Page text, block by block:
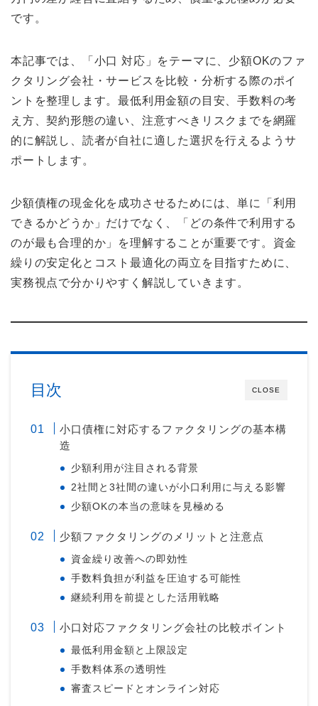
です。
本記事では、「小口 対応」をテーマに、少額OKのファ
クタリング会社・サービスを比較・分析する際のポイ
ントを整理します。最低利用金額の目安、手数料の考
え方、契約形態の違い、注意すべきリスクまでを網羅
的に解説し、読者が自社に適した選択を行えるようサ
ポートします。
少額債権の現金化を成功させるためには、単に「利用
できるかどうか」だけでなく、「どの条件で利用する
のが最も合理的か」を理解することが重要です。資金
繰りの安定化とコスト最適化の両立を目指すために、
実務視点で分かりやすく解説していきます。
CLOSE
目次
小口債権に対応するファクタリングの基本構
造
少額利用が注目される背景
2社間と3社間の違いが小口利用に与える影響
少額OKの本当の意味を見極める
少額ファクタリングのメリットと注意点
資金繰り改善への即効性
手数料負担が利益を圧迫する可能性
継続利用を前提とした活用戦略
小口対応ファクタリング会社の比較ポイント
最低利用金額と上限設定
手数料体系の透明性
審査スピードとオンライン対応